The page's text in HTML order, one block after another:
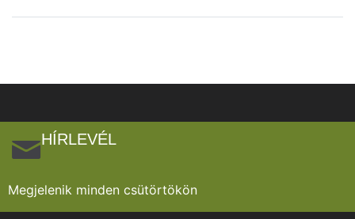
HÍRLEVÉL
Megjelenik minden csütörtökön